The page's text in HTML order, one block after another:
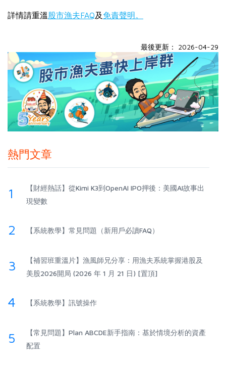
詳情請重溫 股市漁夫FAQ及 免責聲明。
最後更新： 2026-04-29
熱門文章
1
【財經熱話】從Kimi K3到OpenAI IPO押後：美國AI故事出
現變數
2 【系統教學】常見問題（新用戶必讀FAQ）
3
【補習班重溫片】漁風師兄分享：用漁夫系統掌握港股及
美股2026開局 (2026 年 1 月 21 日) [置頂]
4 【系統教學】訊號操作
5
【常見問題】Plan ABCDE新手指南：基於情境分析的資產
配置